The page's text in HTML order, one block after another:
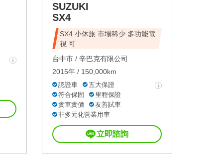
SUZUKI
SX4
SX4 小休旅 市場稀少 多功能電
視 可
台中市 / 辛巴克有限公司
2015年 / 150,000km
認證車
五大保證
符合保固
里程保證
實車實價
友善試車
非多元化營業用車
立即諮詢